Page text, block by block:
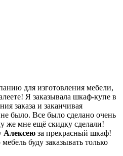
для изготовления мебели,
Я заказывала шкаф-купе в
заказа и заканчивая
было. Все было сделано очень
же мне ещё скидку сделали!
Алексею за прекрасный шкаф!
буду заказывать только